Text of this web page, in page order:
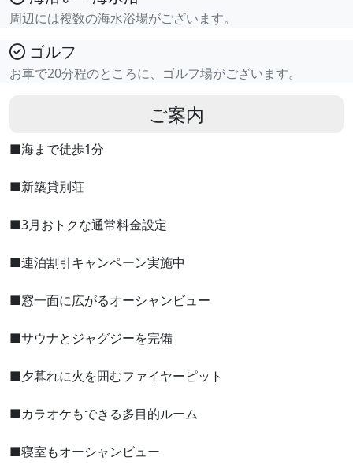
周辺には複数の海水浴場がございます。
ゴルフ
お車で20分程のところに、ゴルフ場がございます。
ご案内
■海まで徒歩1分
■新築貸別荘
■3月おトクな通常料金設定
■連泊割引キャンペーン実施中
■窓一面に広がるオーシャンビュー
■サウナとジャグジーを完備
■夕暮れに火を囲むファイヤーピット
■カラオケもできる多目的ルーム
■寝室もオーシャンビュー